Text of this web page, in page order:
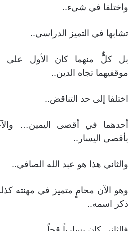
واختلفا في شيء..
تشابها في التميز الدراسي..
بل كلٌّ منهما كان الأول على
موقفيهما تجاه الدين..
اختلفا إلى حد التناقض..
أحدهما في أقصى اليمين…
بأقصى اليسار..
والثاني هذا هو عبد الله الصافي..
وهو الآن محامٍ متميز في مهنته
ذكر اسمه..